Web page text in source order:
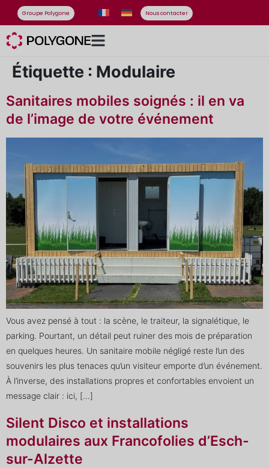
Groupe Polygone Nous contacter
Étiquette : Modulaire
Sanitaires mobiles soignés : il en va
de l’image de votre événement
Vous avez pensé à tout : la scène, le traiteur, la signalétique, le
parking. Pourtant, un détail peut ruiner des mois de préparation
en quelques heures. Un sanitaire mobile négligé reste l’un des
souvenirs les plus tenaces qu’un visiteur emporte d’un événement.
À l’inverse, des installations propres et confortables envoient un
message clair : ici, […]
Silent Disco et installations
modulaires aux Francofolies d’Esch-
sur-Alzette